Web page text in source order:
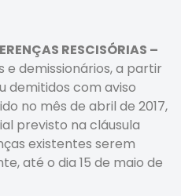
RESCISÓRIAS –
demissionários, a partir
demitidos com aviso
no mês de abril de 2017,
previsto na cláusula
existentes serem
até o dia 15 de maio de